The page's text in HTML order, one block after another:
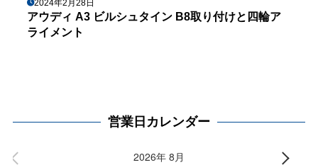
2024年2月28日
アウディ A3 ビルシュタイン B8取り付けと四輪ア
ライメント
営業日カレンダー
2026年 8月